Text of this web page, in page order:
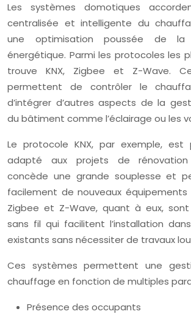
Les systèmes domotiques
centralisée et intelligente du
une optimisation poussée de la
énergétique. Parmi les protocoles les
trouve KNX, Zigbee et Z-Wave.
permettent de contrôler le
d’intégrer d’autres aspects de la
du bâtiment comme l’éclairage ou les
Le protocole KNX, par exemple, est
adapté aux projets de rénovation
concède une grande souplesse et
facilement de nouveaux
Zigbee et Z-Wave, quant à eux,
sans fil qui facilitent l’installation
existants sans nécessiter de travaux
Ces systèmes permettent une
chauffage en fonction de multiples
Présence des occupants